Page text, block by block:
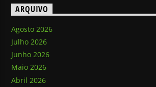
ARQUIVO
Agosto 2026
Julho 2026
Junho 2026
Maio 2026
Abril 2026